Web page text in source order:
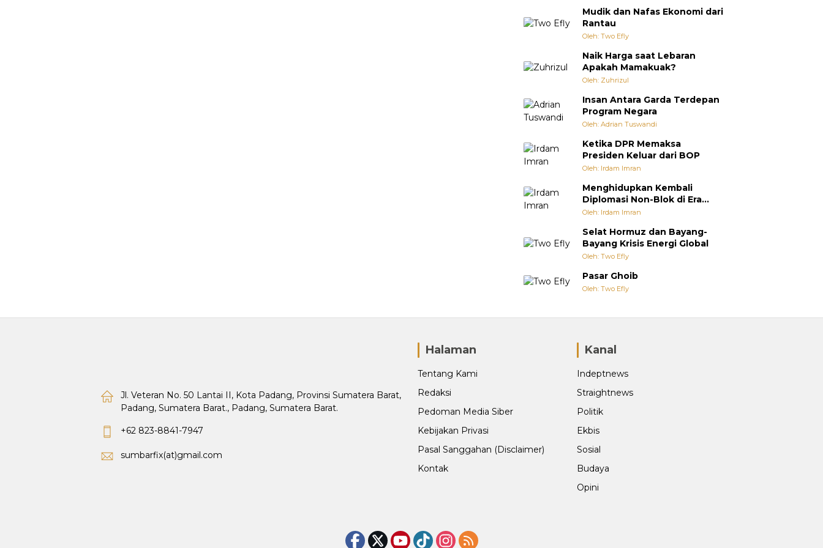
Mudik dan Nafas Ekonomi dari
Rantau
Oleh: Two Efly
Naik Harga saat Lebaran
Apakah Mamakuak?
Oleh: Zuhrizul
Insan Antara Garda Terdepan
Program Negara
Oleh: Adrian Tuswandi
Ketika DPR Memaksa
Presiden Keluar dari BOP
Oleh: Irdam Imran
Menghidupkan Kembali
Diplomasi Non-Blok di Era
Multipolar
Oleh: Irdam Imran
Selat Hormuz dan Bayang-
Bayang Krisis Energi Global
Oleh: Two Efly
Pasar Ghoib
Oleh: Two Efly
Jl. Veteran No. 50 Lantai II, Kota Padang, Provinsi Sumatera Barat,
Padang, Sumatera Barat., Padang, Sumatera Barat.
+62 823-8841-7947
sumbarfix(at)gmail.com
Halaman
Tentang Kami
Redaksi
Pedoman Media Siber
Kebijakan Privasi
Pasal Sanggahan (Disclaimer)
Kontak
Kanal
Indeptnews
Straightnews
Politik
Ekbis
Sosial
Budaya
Opini